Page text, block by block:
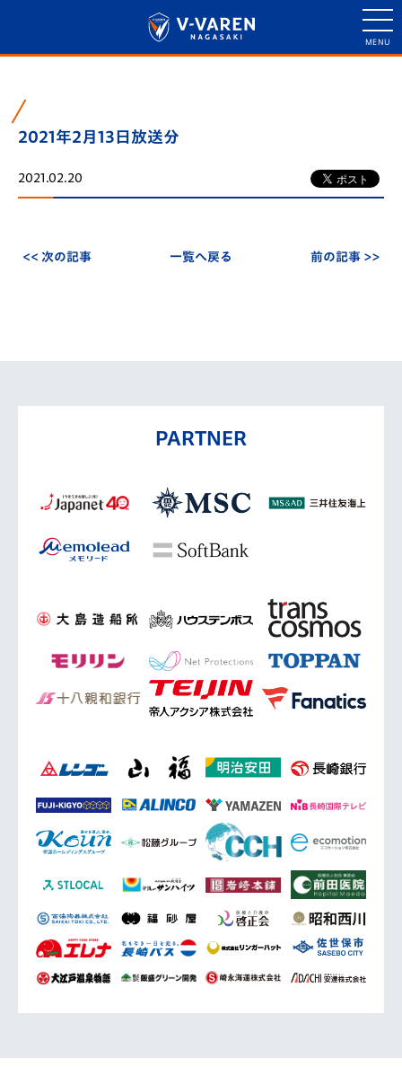
2021年2月13日放送分
2021.02.20
<< 次の記事 一覧へ戻る 前の記事 >>
PARTNER